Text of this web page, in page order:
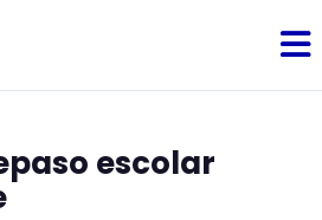
escolar